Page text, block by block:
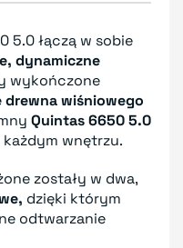
5.0 łączą w sobie
dynamiczne
wykończone
drewna wiśniowego
Quintas 6650 5.0
wnętrzu.
zostały w dwa,
dzięki którym
odtwarzanie